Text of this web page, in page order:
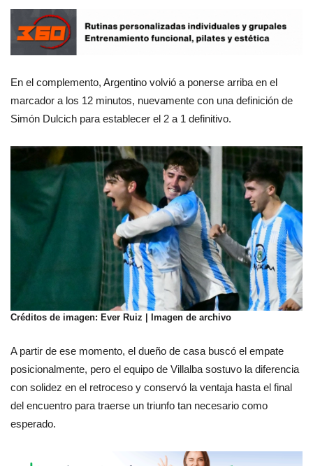
En el complemento, Argentino volvió a ponerse arriba en el
marcador a los 12 minutos, nuevamente con una definición de
Simón Dulcich para establecer el 2 a 1 definitivo.
Créditos de imagen: Ever Ruiz | Imagen de archivo
A partir de ese momento, el dueño de casa buscó el empate
posicionalmente, pero el equipo de Villalba sostuvo la diferencia
con solidez en el retroceso y conservó la ventaja hasta el final
del encuentro para traerse un triunfo tan necesario como
esperado.